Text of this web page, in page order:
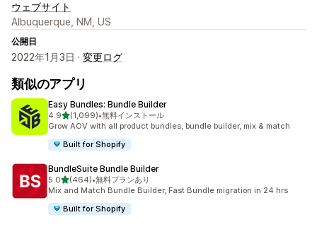
ウェブサイト
Albuquerque, NM, US
公開日
2022年1月3日 · 変更ログ
類似のアプリ
Easy Bundles: Bundle Builder
4.95つ星中
(1,099)
合計レビュー数：1099件
•無料インストール
Grow AOV with all product bundles, bundle builder, mix & match
Built for Shopify
BundleSuite Bundle Builder
5.05つ星中
(464)
合計レビュー数：464件
•無料プランあり
Mix and Match Bundle Builder, Fast Bundle migration in 24 hrs
Built for Shopify